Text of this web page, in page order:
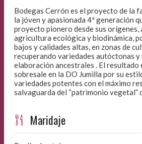
Bodegas Cerrón es el proyecto de la
la jóven y apasionada 4ª generación
proyecto pionero desde sus orígenes,
agricultura ecológica y biodinámica,
bajos y calidades altas, en zonas de
recuperando variedades autóctonas y
elaboración ancestrales . El resultado
sobresale en la DO Jumilla por su
variedades potentes con el máximo
salvaguarda del “patrimonio vegetal”
Maridaje